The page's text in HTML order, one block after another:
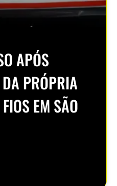
APÓS
PRÓPRIA
EM SÃO